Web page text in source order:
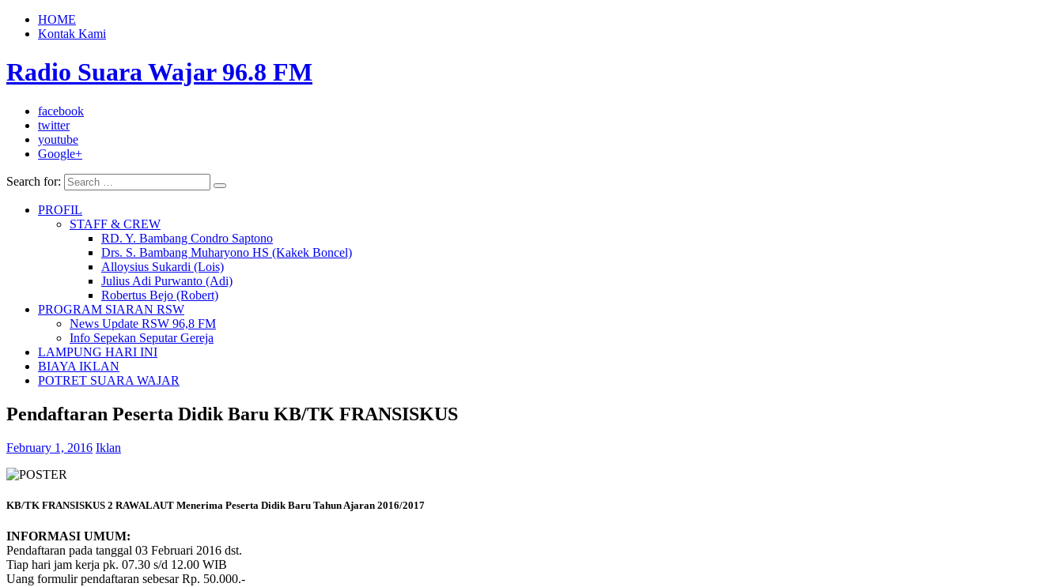
HOME
Kontak Kami
Radio Suara Wajar 96.8 FM
facebook
twitter
youtube
Google+
Search for:
PROFIL
STAFF & CREW
RD. Y. Bambang Condro Saptono
Drs. S. Bambang Muharyono HS (Kakek Boncel)
Alloysius Sukardi (Lois)
Julius Adi Purwanto (Adi)
Robertus Bejo (Robert)
PROGRAM SIARAN RSW
News Update RSW 96,8 FM
Info Sepekan Seputar Gereja
LAMPUNG HARI INI
BIAYA IKLAN
POTRET SUARA WAJAR
Pendaftaran Peserta Didik Baru KB/TK FRANSISKUS
February 1, 2016 Iklan
KB/TK FRANSISKUS 2 RAWALAUT Menerima Peserta Didik Baru Tahun Ajaran 2016/2017
INFORMASI UMUM:
Pendaftaran pada tanggal 03 Februari 2016 dst.
Tiap hari jam kerja pk. 07.30 s/d 12.00 WIB
Uang formulir pendaftaran sebesar Rp. 50.000.-